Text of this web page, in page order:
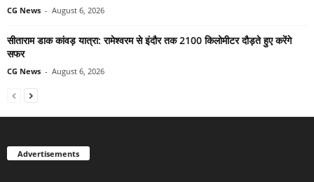
CG News - August 6, 2026
सीताराम डाक कांवड़ यात्रा: रामेश्वरम से इंदौर तक 2100 किलोमीटर दौड़ते हुए करेंगे
सफर
CG News - August 6, 2026
Advertisements